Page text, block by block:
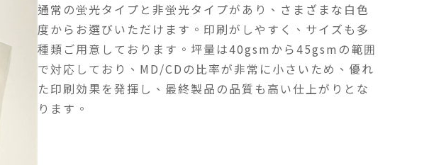
通常の蛍光タイプと非蛍光タイプがあり、さまざまな白色
度からお選びいただけます。印刷がしやすく、サイズも多
種類ご用意しております。坪量は40gsmから45gsmの範囲
で対応しており、MD/CDの比率が非常に小さいため、優れ
た印刷効果を発揮し、最終製品の品質も高い仕上がりとな
ります。